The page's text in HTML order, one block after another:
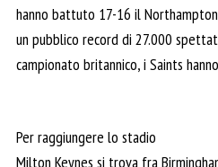
hanno battuto 17-16 il
un pubblico record di 27.000
campionato britannico, i Saints
Per raggiungere lo stadio
Milton Keynes si trova fra